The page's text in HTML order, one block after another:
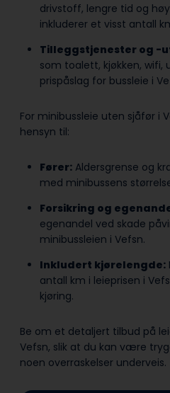
drivstoff, lengre tid og
inkluderer et visst antall
Tilleggstjenester og -
som toalett, kjøkken, wifi,
prispåslag for bussleie i
For minibussleie uten sjåfør i
hensyn til:
Fører: Aldersgrense og
med minibussens
Forsikring og
egenandel ved skade
minibussleien i Vefsn.
Inkludert kjørelengde:
antall km i leieprisen i
kjøring.
Be om et detaljert tilbud på
Vefsn, slik at du kan være
noen overraskelser underveis.